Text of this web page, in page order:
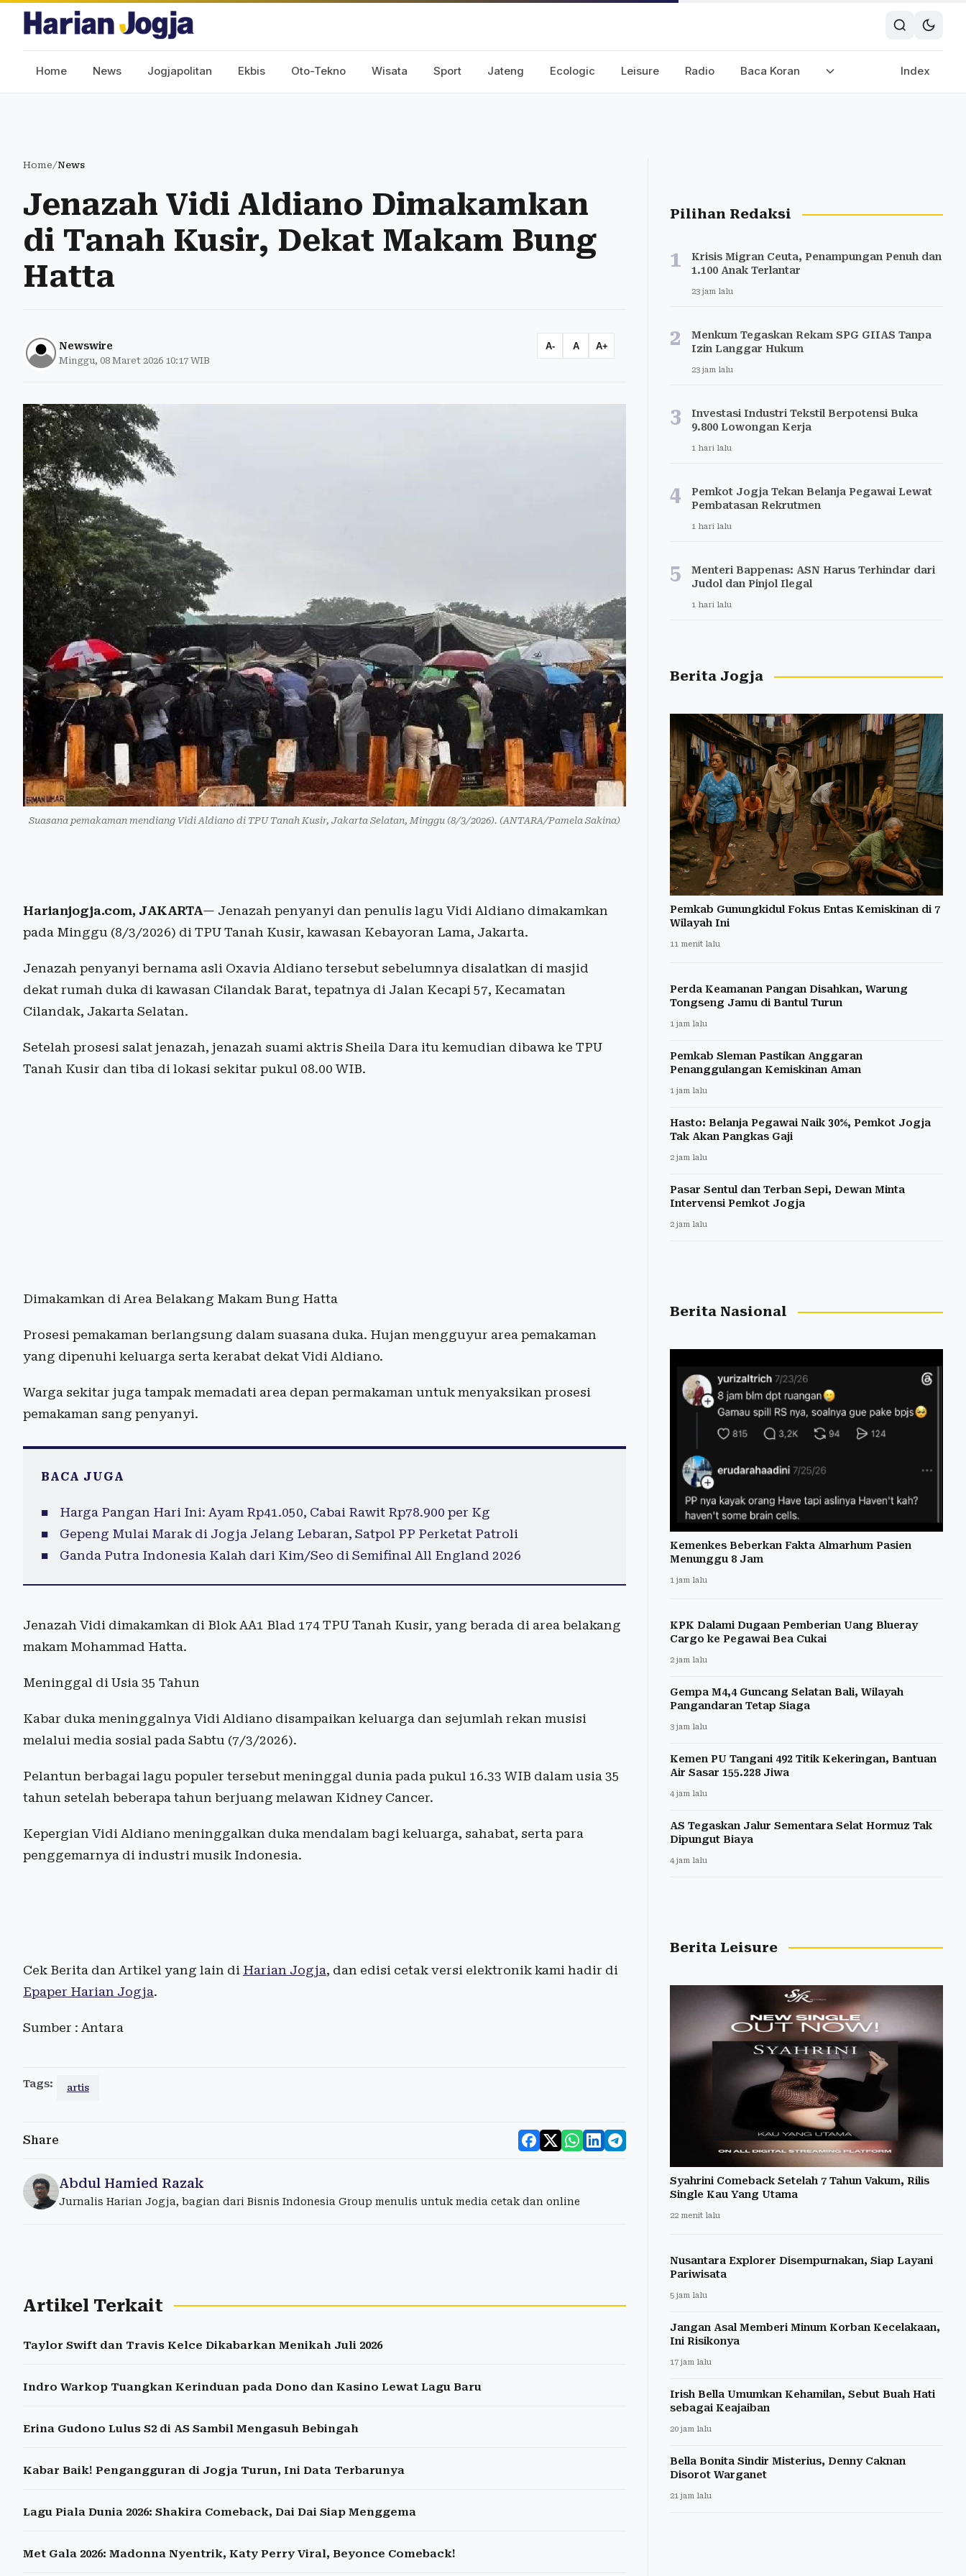
Home News Jogjapolitan Ekbis Oto-Tekno Wisata Sport Jateng Ecologic Leisure Radio Baca Koran Index
Home/News
Jenazah Vidi Aldiano Dimakamkan
di Tanah Kusir, Dekat Makam Bung
Hatta
Newswire
Minggu, 08 Maret 2026 10:17 WIB
A- A A+
Suasana pemakaman mendiang Vidi Aldiano di TPU Tanah Kusir, Jakarta Selatan, Minggu (8/3/2026). (ANTARA/Pamela Sakina)
Harianjogja.com, JAKARTA— Jenazah penyanyi dan penulis lagu Vidi Aldiano dimakamkan
pada Minggu (8/3/2026) di TPU Tanah Kusir, kawasan Kebayoran Lama, Jakarta.
Jenazah penyanyi bernama asli Oxavia Aldiano tersebut sebelumnya disalatkan di masjid
dekat rumah duka di kawasan Cilandak Barat, tepatnya di Jalan Kecapi 57, Kecamatan
Cilandak, Jakarta Selatan.
Setelah prosesi salat jenazah, jenazah suami aktris Sheila Dara itu kemudian dibawa ke TPU
Tanah Kusir dan tiba di lokasi sekitar pukul 08.00 WIB.
Dimakamkan di Area Belakang Makam Bung Hatta
Prosesi pemakaman berlangsung dalam suasana duka. Hujan mengguyur area pemakaman
yang dipenuhi keluarga serta kerabat dekat Vidi Aldiano.
Warga sekitar juga tampak memadati area depan permakaman untuk menyaksikan prosesi
pemakaman sang penyanyi.
BACA JUGA
Harga Pangan Hari Ini: Ayam Rp41.050, Cabai Rawit Rp78.900 per Kg
Gepeng Mulai Marak di Jogja Jelang Lebaran, Satpol PP Perketat Patroli
Ganda Putra Indonesia Kalah dari Kim/Seo di Semifinal All England 2026
Jenazah Vidi dimakamkan di Blok AA1 Blad 174 TPU Tanah Kusir, yang berada di area belakang
makam Mohammad Hatta.
Meninggal di Usia 35 Tahun
Kabar duka meninggalnya Vidi Aldiano disampaikan keluarga dan sejumlah rekan musisi
melalui media sosial pada Sabtu (7/3/2026).
Pelantun berbagai lagu populer tersebut meninggal dunia pada pukul 16.33 WIB dalam usia 35
tahun setelah beberapa tahun berjuang melawan Kidney Cancer.
Kepergian Vidi Aldiano meninggalkan duka mendalam bagi keluarga, sahabat, serta para
penggemarnya di industri musik Indonesia.
Cek Berita dan Artikel yang lain di Harian Jogja, dan edisi cetak versi elektronik kami hadir di
Epaper Harian Jogja.
Sumber : Antara
Tags: artis
Share
Abdul Hamied Razak
Jurnalis Harian Jogja, bagian dari Bisnis Indonesia Group menulis untuk media cetak dan online
Artikel Terkait
Taylor Swift dan Travis Kelce Dikabarkan Menikah Juli 2026
Indro Warkop Tuangkan Kerinduan pada Dono dan Kasino Lewat Lagu Baru
Erina Gudono Lulus S2 di AS Sambil Mengasuh Bebingah
Kabar Baik! Pengangguran di Jogja Turun, Ini Data Terbarunya
Lagu Piala Dunia 2026: Shakira Comeback, Dai Dai Siap Menggema
Met Gala 2026: Madonna Nyentrik, Katy Perry Viral, Beyonce Comeback!
Pilihan Redaksi
1
Krisis Migran Ceuta, Penampungan Penuh dan
1.100 Anak Terlantar
23 jam lalu
2
Menkum Tegaskan Rekam SPG GIIAS Tanpa
Izin Langgar Hukum
23 jam lalu
3
Investasi Industri Tekstil Berpotensi Buka
9.800 Lowongan Kerja
1 hari lalu
4
Pemkot Jogja Tekan Belanja Pegawai Lewat
Pembatasan Rekrutmen
1 hari lalu
5
Menteri Bappenas: ASN Harus Terhindar dari
Judol dan Pinjol Ilegal
1 hari lalu
Berita Jogja
Pemkab Gunungkidul Fokus Entas Kemiskinan di 7
Wilayah Ini
11 menit lalu
Perda Keamanan Pangan Disahkan, Warung
Tongseng Jamu di Bantul Turun
1 jam lalu
Pemkab Sleman Pastikan Anggaran
Penanggulangan Kemiskinan Aman
1 jam lalu
Hasto: Belanja Pegawai Naik 30%, Pemkot Jogja
Tak Akan Pangkas Gaji
2 jam lalu
Pasar Sentul dan Terban Sepi, Dewan Minta
Intervensi Pemkot Jogja
2 jam lalu
Berita Nasional
Kemenkes Beberkan Fakta Almarhum Pasien
Menunggu 8 Jam
1 jam lalu
KPK Dalami Dugaan Pemberian Uang Blueray
Cargo ke Pegawai Bea Cukai
2 jam lalu
Gempa M4,4 Guncang Selatan Bali, Wilayah
Pangandaran Tetap Siaga
3 jam lalu
Kemen PU Tangani 492 Titik Kekeringan, Bantuan
Air Sasar 155.228 Jiwa
4 jam lalu
AS Tegaskan Jalur Sementara Selat Hormuz Tak
Dipungut Biaya
4 jam lalu
Berita Leisure
Syahrini Comeback Setelah 7 Tahun Vakum, Rilis
Single Kau Yang Utama
22 menit lalu
Nusantara Explorer Disempurnakan, Siap Layani
Pariwisata
5 jam lalu
Jangan Asal Memberi Minum Korban Kecelakaan,
Ini Risikonya
17 jam lalu
Irish Bella Umumkan Kehamilan, Sebut Buah Hati
sebagai Keajaiban
20 jam lalu
Bella Bonita Sindir Misterius, Denny Caknan
Disorot Warganet
21 jam lalu